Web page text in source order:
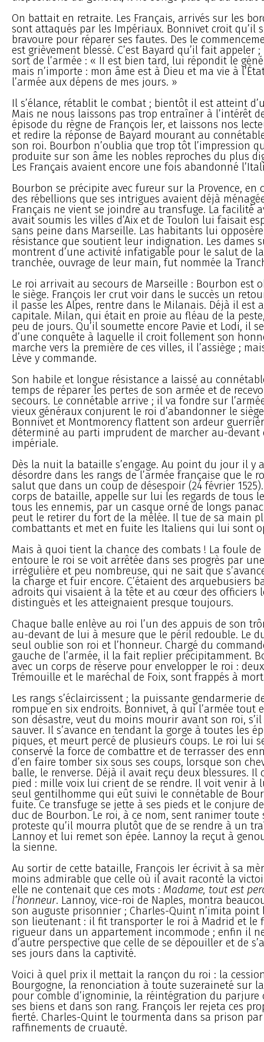
On battait en retraite. Les Français, arrivés sur les
sont attaqués par les Impériaux. Bonnivet croit qu’il
bravoure pour réparer ses fautes. Des le
est grièvement blessé. C’est Bayard qu’il fait appeler
sort de l’armée : « II est bien tard, lui répondit le
mais n’importe : mon âme est à Dieu et ma vie à
l’armée aux dépens de mes jours. »
Il s’élance, rétablit le combat ; bientôt il est atteint
Mais ne nous laissons pas trop entraîner à l’intérêt
épisode du règne de François Ier, et laissons nos
et redire la réponse de Bayard mourant au
son roi. Bourbon n’oublia que trop tôt l’impression
produite sur son âme les nobles reproches du plus
Les Français avaient encore une fois abandonné
Bourbon se précipite avec fureur sur la Provence, en
des rébellions que ses intrigues avaient déjà
Français ne vient se joindre au transfuge. La facilité
avait soumis les villes d’Aix et de Toulon lui faisait
sans peine dans Marseille. Las habitants lui
résistance que soutient leur indignation. Les dames
montrent d’une activité infatigable pour le salut de
tranchée, ouvrage de leur main, fut nommée la
Le roi arrivait au secours de Marseille : Bourbon est
le siège. François Ier crut voir dans le succès un
il passe les Alpes, rentre dans le Milanais. Déjà il est
capitale. Milan, qui était en proie au fléau de la
peu de jours. Qu’il soumette encore Pavie et Lodi, il
d’une conquête à laquelle il croit follement son
marche vers la première de ces villes, il l’assiège ;
Lève y commande.
Son habile et longue résistance a laissé au
temps de réparer les pertes de son armée et de
secours. Le connétable arrive ; il va fondre sur
vieux généraux conjurent le roi d’abandonner le
Bonnivet et Montmorency flattent son ardeur
déterminé au parti imprudent de marcher au-devant
impériale.
Dès la nuit la bataille s’engage. Au point du jour il y
désordre dans les rangs de l’armée française que le
salut que dans un coup de désespoir (24 février
corps de bataille, appelle sur lui les regards de tous
tous les ennemis, par un casque orné de longs
peut le retirer du fort de la mêlée. Il tue de sa main
combattants et met en fuite les Italiens qui lui sont
Mais à quoi tient la chance des combats ! La foule
entoure le roi se voit arrêtée dans ses progrès par
irrégulière et peu nombreuse, qui ne sait que
la charge et fuir encore. C’étaient des arquebusiers
adroits qui visaient à la tête et au cœur des officiers
distingués et les atteignaient presque toujours.
Chaque balle enlève au roi l’un des appuis de son
au-devant de lui à mesure que le péril redouble. Le
seul oublie son roi et l’honneur. Chargé du
gauche de l’armée, il la fait replier précipitamment.
avec un corps de réserve pour envelopper le roi :
Trémouille et le maréchal de Foix, sont frappés à
Les rangs s’éclaircissent ; la puissante gendarmerie
rompue en six endroits. Bonnivet, à qui l’armée tout
son désastre, veut du moins mourir avant son roi,
sauver. Il s’avance en tendant la gorge à toutes les
piques, et meurt percé de plusieurs coups. Le roi lui
conservé la force de combattre et de terrasser des
d’en faire tomber six sous ses coups, lorsque son
balle, le renverse. Déjà il avait reçu deux blessures. Il
pied : mille voix lui crient de se rendre. Il voit venir à
seul gentilhomme qui eût suivi le connétable de
fuite. Ce transfuge se jette à ses pieds et le conjure
duc de Bourbon. Le roi, à ce nom, sent ranimer toute
proteste qu’il mourra plutôt que de se rendre à un
Lannoy et lui remet son épée. Lannoy la reçut à
la sienne.
Au sortir de cette bataille, François Ier écrivit à sa
moins admirable que celle où il avait raconté la
elle ne contenait que ces mots : Madame, tout est
l’honneur. Lannoy, vice-roi de Naples, montra
son auguste prisonnier ; Charles-Quint n’imita point
son lieutenant : il fit transporter le roi à Madrid et le
rigueur dans un appartement incommode ; enfin il
d’autre perspective que celle de se dépouiller et de
ses jours dans la captivité.
Voici à quel prix il mettait la rançon du roi : la
Bourgogne, la renonciation à toute suzeraineté sur
pour comble d’ignominie, la réintégration du parjure
ses biens et dans son rang. François Ier rejeta ces
fierté. Charles-Quint le tourmenta dans sa prison
raffinements de cruauté.